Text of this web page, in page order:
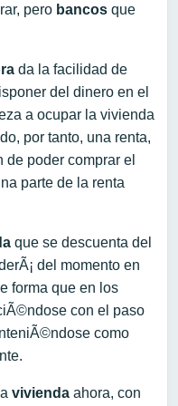
pero bancos que
da la facilidad de
del dinero en el
a ocupar la vivienda
por tanto, una renta,
poder comprar el
parte de la renta
que se descuenta del
del momento en
forma que en los
con el paso
como
vivienda ahora, con